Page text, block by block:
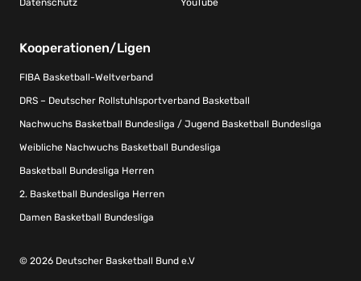
Datenschutz YouTube
Kooperationen/Ligen
FIBA Basketball-Weltverband
DRS – Deutscher Rollstuhlsportverband Basketball
Nachwuchs Basketball Bundesliga / Jugend Basketball Bundesliga
Weibliche Nachwuchs Basketball Bundesliga
Basketball Bundesliga Herren
2. Basketball Bundesliga Herren
Damen Basketball Bundesliga
© 2026 Deutscher Basketball Bund e.V